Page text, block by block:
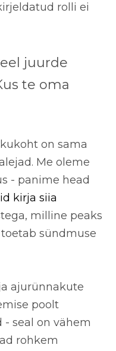
rolli ei
juurde
te oma
on sama
Me oleme
- panime head
kirja siia
milline peaks
sündmuse
ajurünnakute
poolt
seal on vähem
rohkem